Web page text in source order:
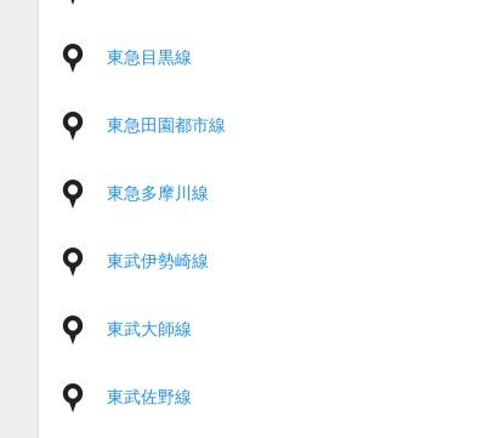
東急目黒線
東急田園都市線
東急多摩川線
東武伊勢崎線
東武大師線
東武佐野線